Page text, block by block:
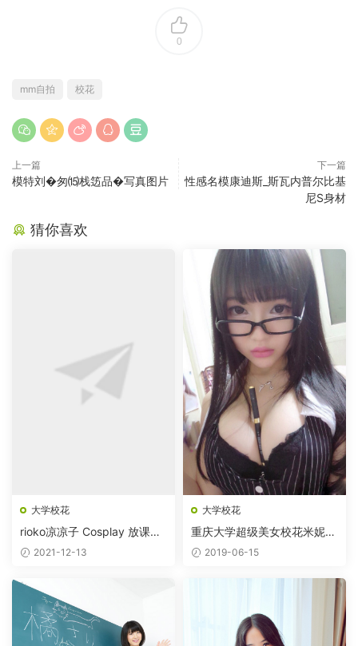
0
mm自拍 校花
上一篇
模特刘�匆⒂栈笾品�写真图片
下一篇
性感名模康迪斯_斯瓦内普尔比基
尼S身材
猜你喜欢
大学校花
rioko凉凉子 Cosplay 放课后
的学姐
2021-12-13
大学校花
重庆大学超级美女校花米妮大
萌萌2019-06-15